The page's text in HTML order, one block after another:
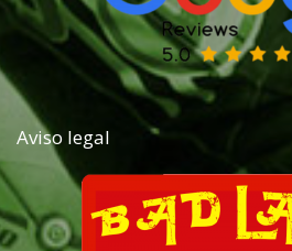
Aviso legal